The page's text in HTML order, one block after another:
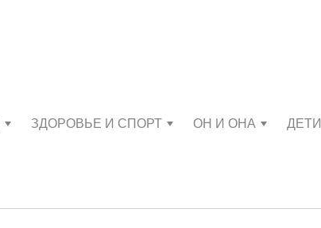
ЗДОРОВЬЕ И СПОРТ ОН И ОНА ДЕТИ